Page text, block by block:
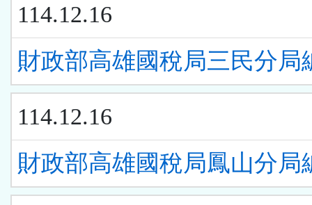
114.12.16
財政部高雄國稅局三民分局
114.12.16
財政部高雄國稅局鳳山分局